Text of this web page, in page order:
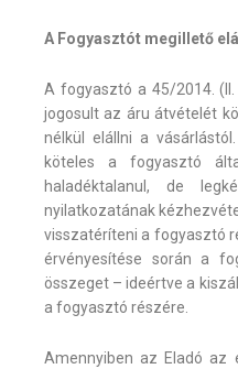
A Fogyasztót megillető
A fogyasztó a 45/2014.
jogosult az áru átvételét
nélkül elállni a
köteles a fogyasztó
haladéktalanul, de
nyilatkozatának
visszatéríteni a fogyasztó
érvényesítése során a
összeget – ideértve a
a fogyasztó részére.
Amennyiben az Eladó az